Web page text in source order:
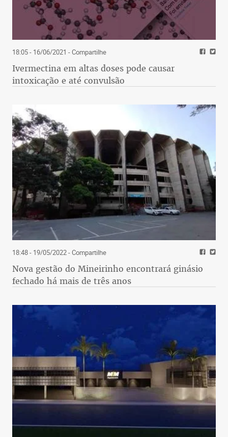
18:05 - 16/06/2021 - Compartilhe
Ivermectina em altas doses pode causar
intoxicação e até convulsão
18:48 - 19/05/2022- Compartilhe
Nova gestão do Mineirinho encontrará ginásio
fechado há mais de três anos